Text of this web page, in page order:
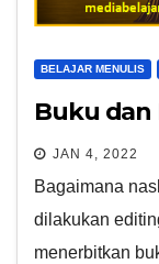
BELAJAR MENULIS
Buku dan
JAN 4, 2022
Bagaimana
dilakukan
menerbitkan